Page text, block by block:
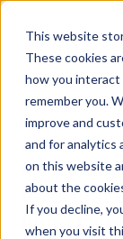
This website
These cookies
how you
remember you.
improve and
and for analytics
on this website
about the
If you decline,
when you visit
Press release
Publicerat:
ABAS
levererat
kund i